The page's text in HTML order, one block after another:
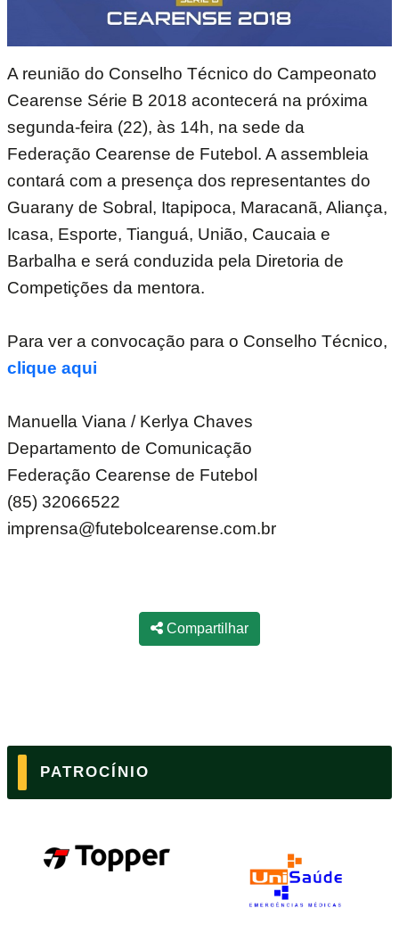
A reunião do Conselho Técnico do Campeonato
Cearense Série B 2018 acontecerá na próxima
segunda-feira (22), às 14h, na sede da
Federação Cearense de Futebol. A assembleia
contará com a presença dos representantes do
Guarany de Sobral, Itapipoca, Maracanã, Aliança,
Icasa, Esporte, Tianguá, União, Caucaia e
Barbalha e será conduzida pela Diretoria de
Competições da mentora.
Para ver a convocação para o Conselho Técnico,
clique aqui
Manuella Viana / Kerlya Chaves
Departamento de Comunicação
Federação Cearense de Futebol
(85) 32066522
imprensa@futebolcearense.com.br
Compartilhar
PATROCÍNIO